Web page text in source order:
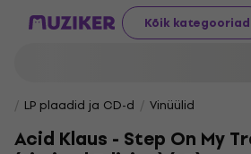
Kõik kategooriad
LP plaadid ja CD-d Vinüülid
Acid Klaus - Step On My